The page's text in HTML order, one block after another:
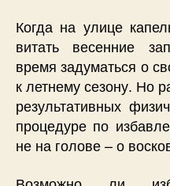
Когда на улице
витать весенние
время задуматься о
к летнему сезону. Но
результативных
процедуре по
не на голове – о